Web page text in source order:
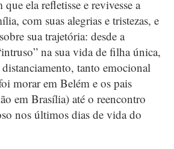
ela refletisse e revivesse a
com suas alegrias e tristezas, e
sua trajetória: desde a
na sua vida de filha única,
tanto emocional
morar em Belém e os pais
em Brasília) até o reencontro
nos últimos dias de vida do